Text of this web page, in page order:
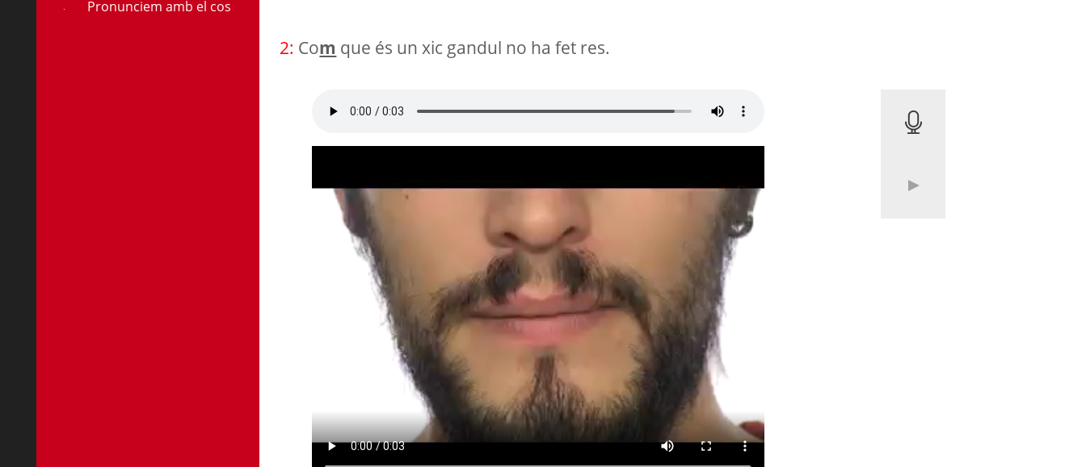
Pronunciem amb el cos
2: Com que és un xic gandul no ha fet res.